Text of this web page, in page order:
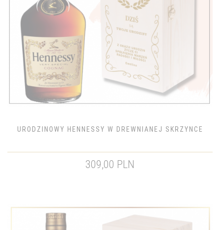
URODZINOWY HENNESSY W DREWNIANEJ SKRZYNCE
309,00 PLN